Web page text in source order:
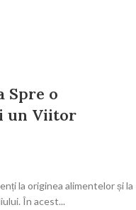
Spre o
un Viitor
la originea alimentelor și la
În acest...